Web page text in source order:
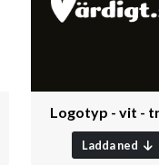
Logotyp - vit -
Ladda ned